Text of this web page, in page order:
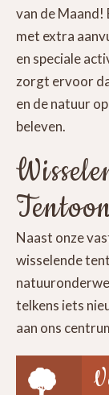
van de Maand!
met extra
en speciale
zorgt ervoor
en de natuur
beleven.
Naast onze
wisselende
telkens iets
aan ons